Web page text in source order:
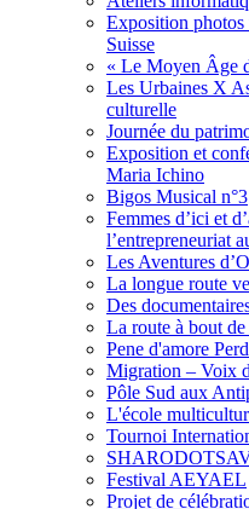
Exposition photos
Suisse
« Le Moyen Âge
Les Urbaines X
culturelle
Journée du
Exposition et
Maria Ichino
Bigos Musical n°3
Femmes d’ici et
l’entrepreneuriat
Les Aventures
La longue route
Des
La route à bout de
Pene d'amore
Migration – Voix
Pôle Sud aux
L'école
Tournoi
Festival AEYAEL
Projet de